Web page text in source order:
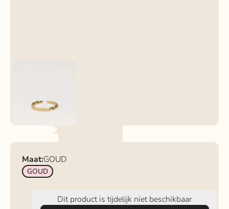
Maat:GOUD
GOUD
Dit product is tijdelijk niet beschikbaar